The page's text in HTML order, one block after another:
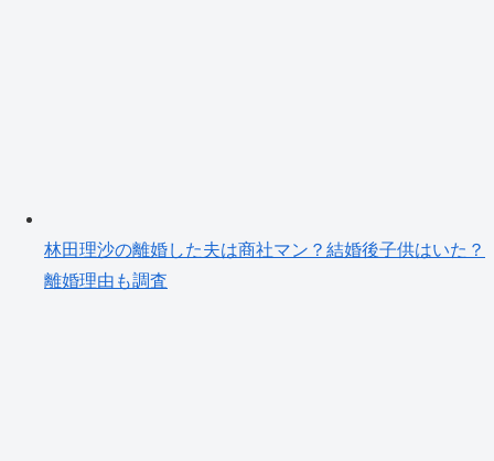
林田理沙の離婚した夫は商社マン？結婚後子供はいた？
離婚理由も調査